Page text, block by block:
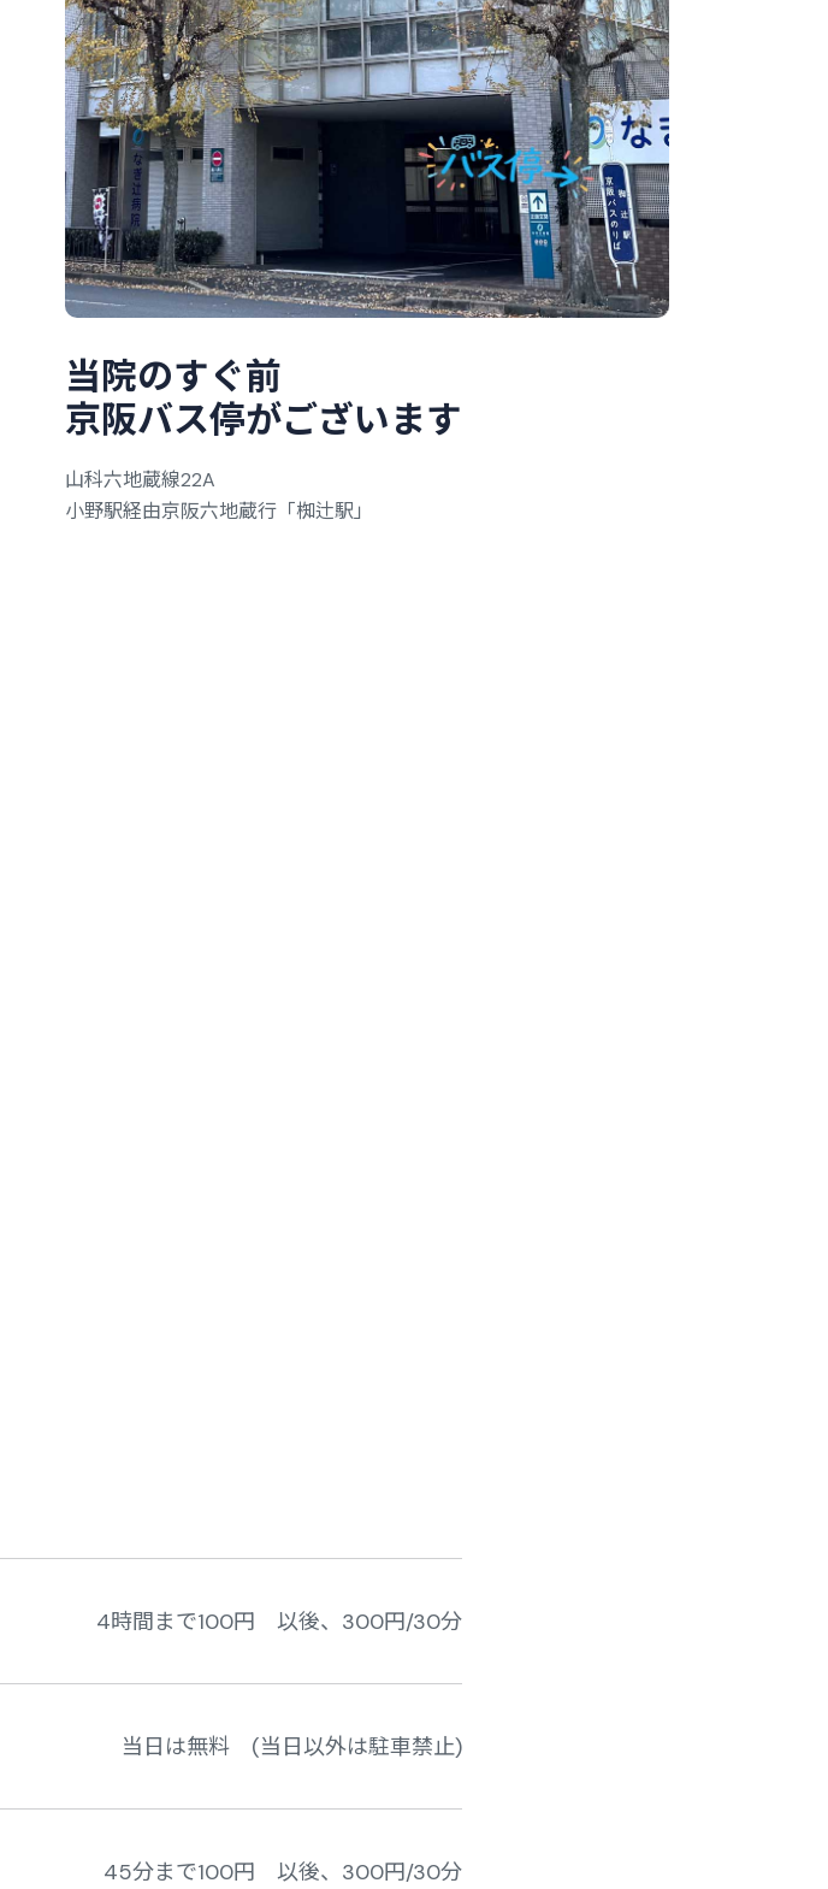
当院のすぐ前
京阪バス停がございます
山科六地蔵線22A
小野駅経由京阪六地蔵行「椥辻駅」
4時間まで100円 以後、300円/30分
当日は無料 (当日以外は駐車禁止)
45分まで100円 以後、300円/30分